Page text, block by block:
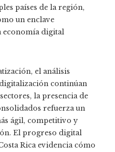
países de la región,
un enclave
economía digital
el análisis
continúan
la presencia de
refuerza un
ágil, competitivo y
El progreso digital
Rica evidencia cómo